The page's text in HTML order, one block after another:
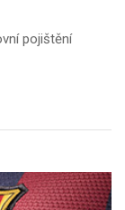
pojištění